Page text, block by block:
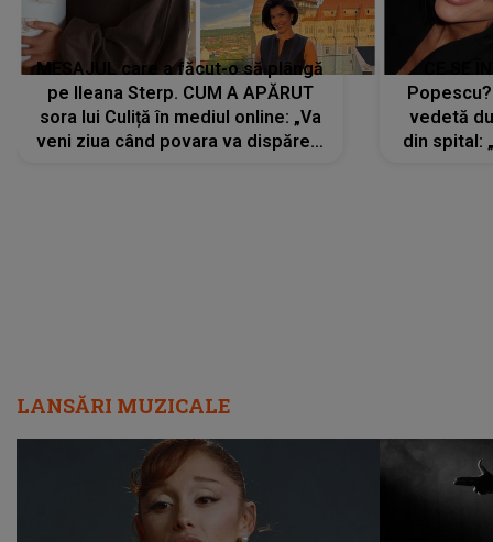
MESAJUL care a făcut-o să plângă
pe Ileana Sterp. CUM A APĂRUT
sora lui Culiță în mediul online: „Va
veni ziua când povara va dispărea,
vedetă
din spital:
LANSĂRI MUZICALE